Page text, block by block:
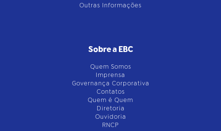
Outras Informações
Sobre a EBC
Quem Somos
Imprensa
Governança Corporativa
Contatos
Quem é Quem
Diretoria
Ouvidoria
RNCP